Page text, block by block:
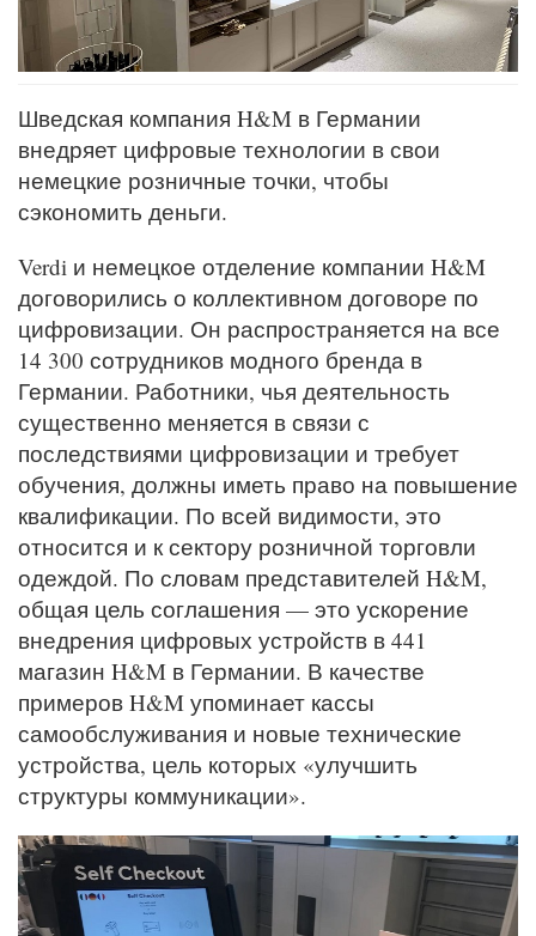
Шведская компания H&M в Германии
внедряет цифровые технологии в свои
немецкие розничные точки, чтобы
сэкономить деньги.
Verdi и немецкое отделение компании H&M
договорились о коллективном договоре по
цифровизации. Он распространяется на все
14 300 сотрудников модного бренда в
Германии. Работники, чья деятельность
существенно меняется в связи с
последствиями цифровизации и требует
обучения, должны иметь право на повышение
квалификации. По всей видимости, это
относится и к сектору розничной торговли
одеждой. По словам представителей H&M,
общая цель соглашения — это ускорение
внедрения цифровых устройств в 441
магазин H&M в Германии. В качестве
примеров H&M упоминает кассы
самообслуживания и новые технические
устройства, цель которых «улучшить
структуры коммуникации».